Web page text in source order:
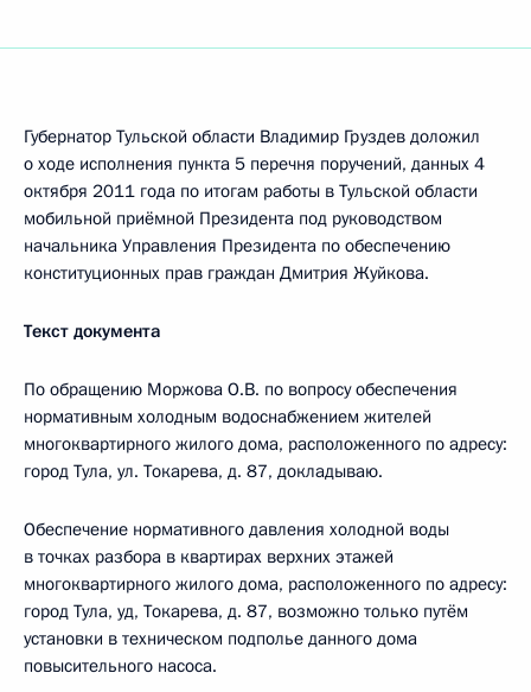
Губернатор Тульской области Владимир Груздев доложил
о ходе исполнения пункта 5 перечня поручений, данных 4
октября 2011 года по итогам работы в Тульской области
мобильной приёмной Президента под руководством
начальника Управления Президента по обеспечению
конституционных прав граждан Дмитрия Жуйкова.
Текст документа
По обращению Моржова О.В. по вопросу обеспечения
нормативным холодным водоснабжением жителей
многоквартирного жилого дома, расположенного по адресу:
город Тула, ул. Токарева, д. 87, докладываю.
Обеспечение нормативного давления холодной воды
в точках разбора в квартирах верхних этажей
многоквартирного жилого дома, расположенного по адресу:
город Тула, уд, Токарева, д. 87, возможно только путём
установки в техническом подполье данного дома
повысительного насоса.